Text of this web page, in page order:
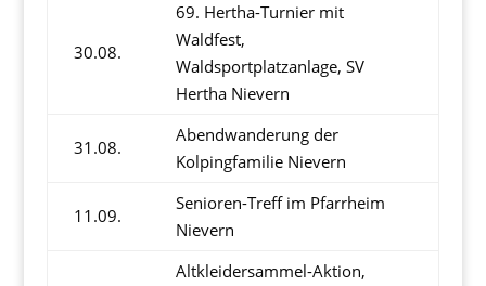
30.08.
69. Hertha-Turnier mit
Waldfest,
Waldsportplatzanlage, SV
Hertha Nievern
31.08.
Abendwanderung der
Kolpingfamilie Nievern
11.09.
Senioren-Treff im Pfarrheim
Nievern
Altkleidersammel-Aktion,